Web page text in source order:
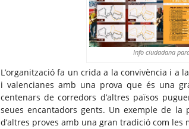
Info ciudadana
L’organització fa un crida a la convivència i a
i valencianes amb una prova que és una
centenars de corredors d’altres països
seues encantadors gents. Un exemple de la
d’altres proves amb una gran tradició com les